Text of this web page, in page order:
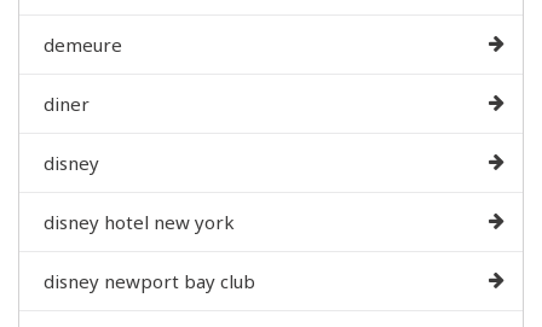
demeure
diner
disney
disney hotel new york
disney newport bay club